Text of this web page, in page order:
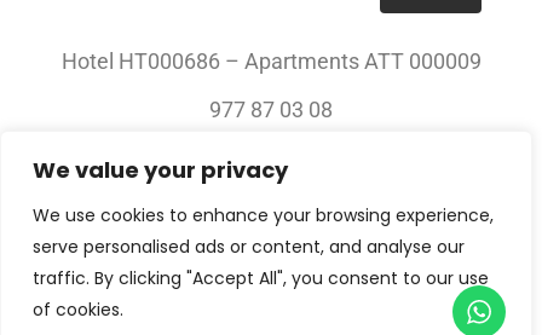
We value your privacy
We use cookies to enhance your browsing experience,
serve personalised ads or content, and analyse our
traffic. By clicking "Accept All", you consent to our use
of cookies.
Hotel HT000686 – Apartments ATT 000009
977 87 03 08
© 2023 All rights Reserved. Villa Engràcia